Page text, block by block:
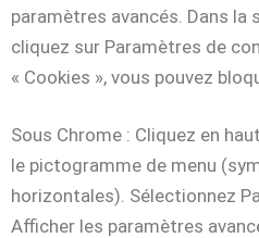
paramètres avancés. Dans la
cliquez sur Paramètres de
« Cookies », vous pouvez
Sous Chrome : Cliquez en
le pictogramme de menu
horizontales). Sélectionnez
Afficher les paramètres